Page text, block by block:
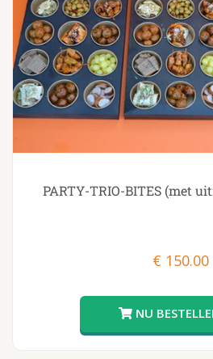
PARTY-TRIO-BITES (met
€ 150.00